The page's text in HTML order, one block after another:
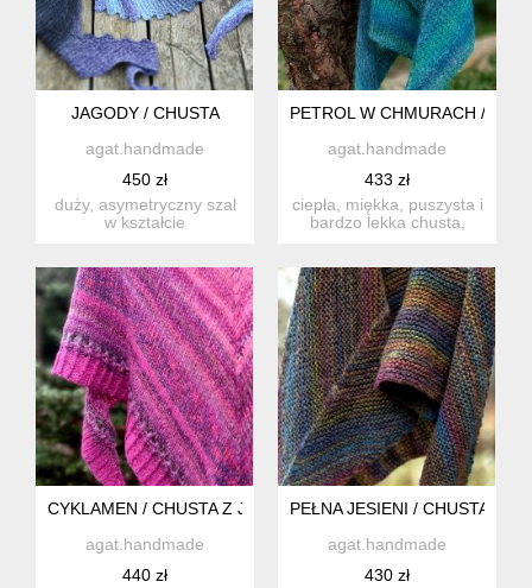
JAGODY / CHUSTA
agat.handmade
450 zł
duży, asymetryczny szal
w kształcie
PETROL W CHMURACH /
agat.handmade
433 zł
ciepła, miękka, puszysta i
bardzo lekka chusta,
CYKLAMEN / CHUSTA Z JEDWABIEM
agat.handmade
440 zł
PEŁNA JESIENI / CHUSTA
agat.handmade
430 zł